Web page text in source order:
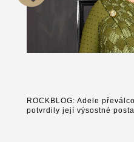
ROCKBLOG: Adele
potvrdily její výsostné